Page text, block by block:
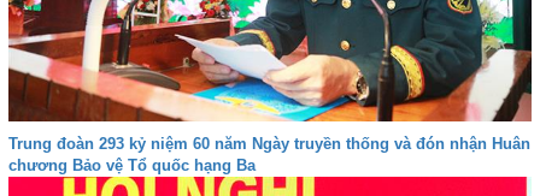
Trung đoàn 293 kỷ niệm 60 năm Ngày truyền thống và đón nhận Huân
chương Bảo vệ Tổ quốc hạng Ba